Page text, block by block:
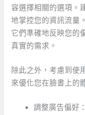
容選擇相關的選項。
地掌控您的資訊流量
它們準確地反映您的
真實的需求。
除此之外，考慮到使
來優化您在臉書上的
調整廣告偏好